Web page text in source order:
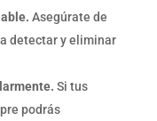
Asegúrate de
detectar y eliminar
Si tus
podrás